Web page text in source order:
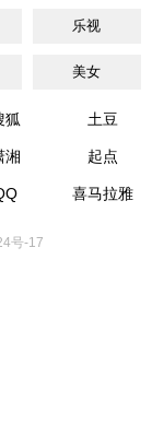
乐视
美女
狐 土豆
湘 起点
喜马拉雅
号-17